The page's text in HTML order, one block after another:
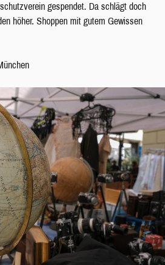
gespendet. Da schlägt doch
höher. Shoppen mit gutem Gewissen